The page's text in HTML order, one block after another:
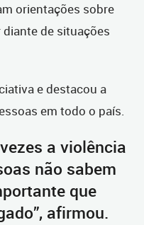
orientações sobre
de situações
e destacou a
em todo o país.
a violência
não sabem
que
afirmou.